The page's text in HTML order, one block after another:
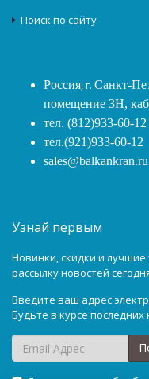
Поиск по сайту
Россия, г. Санкт-
помещение 3Н,
тел. (812)933-60-12
тел.(921)933-60-12
sales@balkankran.ru
Узнай первым
Новинки, скидки и
рассылку новостей
Введите ваш адрес
Будьте в курсе